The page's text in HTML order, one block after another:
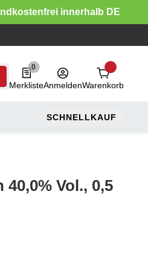
innerhalb DE
0
0 Produkte in der Liste
MerklisteAnmeldenWarenkorb
SCHNELLKAUF
Vol., 0,5